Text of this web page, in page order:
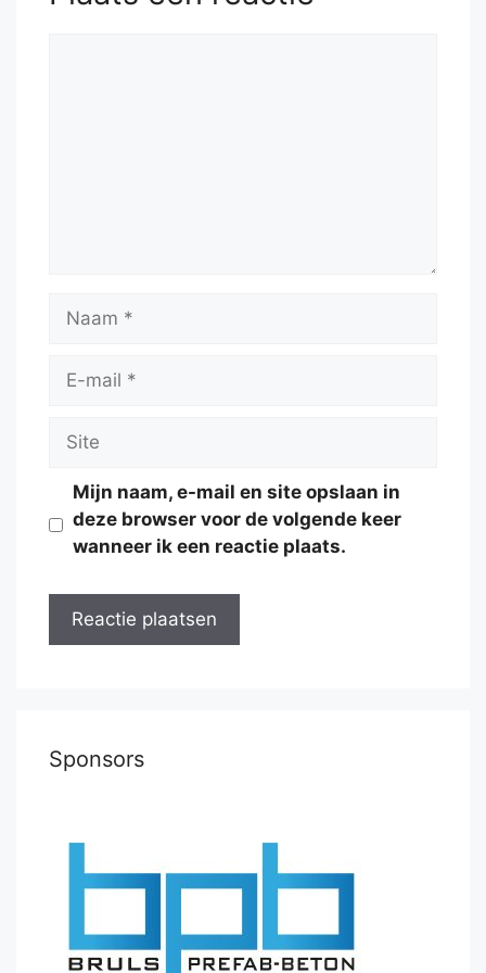
Naam
Site
Mijn naam, e-mail en site opslaan in
deze browser voor de volgende keer
wanneer ik een reactie plaats.
Sponsors